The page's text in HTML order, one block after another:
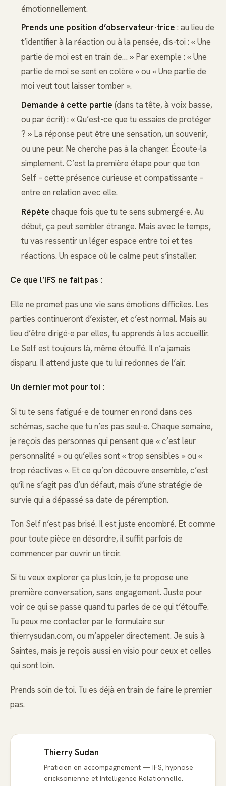
émotionnellement.
Prends une position d’observateur·trice : au lieu de
t’identifier à la réaction ou à la pensée, dis-toi : « Une
partie de moi est en train de… » Par exemple : « Une
partie de moi se sent en colère » ou « Une partie de
moi veut tout laisser tomber ».
Demande à cette partie (dans ta tête, à voix basse,
ou par écrit) : « Qu’est-ce que tu essaies de protéger
? » La réponse peut être une sensation, un souvenir,
ou une peur. Ne cherche pas à la changer. Écoute-la
simplement. C’est la première étape pour que ton
Self – cette présence curieuse et compatissante –
entre en relation avec elle.
Répète chaque fois que tu te sens submergé·e. Au
début, ça peut sembler étrange. Mais avec le temps,
tu vas ressentir un léger espace entre toi et tes
réactions. Un espace où le calme peut s’installer.
Ce que l’IFS ne fait pas :
Elle ne promet pas une vie sans émotions difficiles. Les
parties continueront d’exister, et c’est normal. Mais au
lieu d’être dirigé·e par elles, tu apprends à les accueillir.
Le Self est toujours là, même étouffé. Il n’a jamais
disparu. Il attend juste que tu lui redonnes de l’air.
Un dernier mot pour toi :
Si tu te sens fatigué·e de tourner en rond dans ces
schémas, sache que tu n’es pas seul·e. Chaque semaine,
je reçois des personnes qui pensent que « c’est leur
personnalité » ou qu’elles sont « trop sensibles » ou «
trop réactives ». Et ce qu’on découvre ensemble, c’est
qu’il ne s’agit pas d’un défaut, mais d’une stratégie de
survie qui a dépassé sa date de péremption.
Ton Self n’est pas brisé. Il est juste encombré. Et comme
pour toute pièce en désordre, il suffit parfois de
commencer par ouvrir un tiroir.
Si tu veux explorer ça plus loin, je te propose une
première conversation, sans engagement. Juste pour
voir ce qui se passe quand tu parles de ce qui t’étouffe.
Tu peux me contacter par le formulaire sur
thierrysudan.com, ou m’appeler directement. Je suis à
Saintes, mais je reçois aussi en visio pour ceux et celles
qui sont loin.
Prends soin de toi. Tu es déjà en train de faire le premier
pas.
Thierry Sudan
Praticien en accompagnement — IFS, hypnose
ericksonienne et Intelligence Relationnelle.